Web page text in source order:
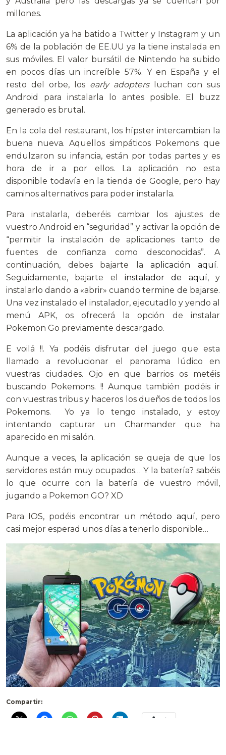
millones.
La aplicación ya ha batido a Twitter y Instagram y un
6% de la población de EE.UU ya la tiene instalada en
sus móviles. El valor bursátil de Nintendo ha subido
en pocos días un increíble 57%. Y en España y el
resto del orbe, los early adoptersluchan con sus
Android para instalarla lo antes posible. El buzz
generado es brutal.
En la cola del restaurant, los hípster intercambian la
buena nueva. Aquellos simpáticos Pokemons que
endulzaron su infancia, están por todas partes y es
hora de ir a por ellos. La aplicación no esta
disponible todavía en la tienda de Google, pero hay
caminos alternativos para poder instalarla.
Para instalarla, deberéis cambiar los ajustes de
vuestro Android en “seguridad” y activar la opción de
“permitir la instalación de aplicaciones tanto de
fuentes de confianza como desconocidas”. A
continuación, debes bajarte laaplicación aquí.
Seguidamente, bajarte el instalador de aquí, y
instalarlo dando a «abrir» cuando termine de bajarse.
Una vez instalado el instalador, ejecutadlo y yendo al
menú APK, os ofrecerá la opción de instalar
Pokemon Go previamente descargado.
E voilá !!. Ya podéis disfrutar del juego que esta
llamado a revolucionar el panorama lúdico en
vuestras ciudades. Ojo en que barrios os metéis
buscando Pokemons. !! Aunque también podéis ir
con vuestras tribus y haceros los dueños de todos los
Pokemons. Yo ya lo tengo instalado, y estoy
intentando capturar un Charmander que ha
aparecido en mi salón.
Aunque a veces, la aplicación se queja de que los
servidores están muy ocupados… Y la batería? sabéis
lo que ocurre con la batería de vuestro móvil,
jugando a Pokemon GO? XD
Para IOS, podéis encontrar un método aquí, pero
casi mejor esperad unos días a tenerlo disponible…
Compartir:
Más